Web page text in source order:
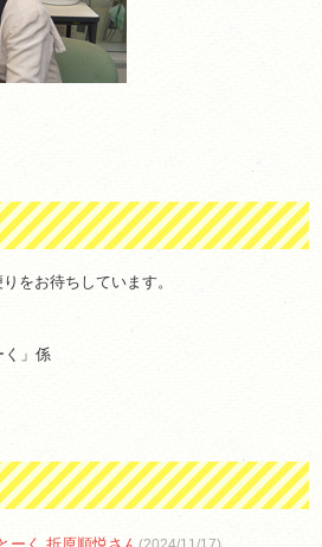
をお待ちしています。
く」係